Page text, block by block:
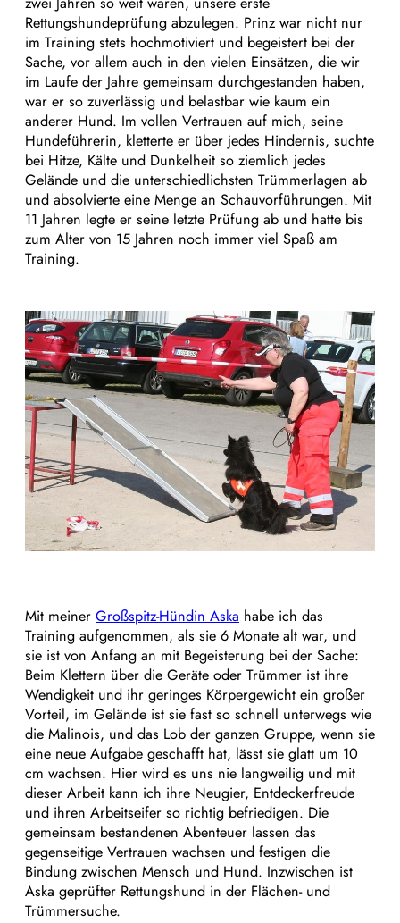
Rettungshundeprüfung abzulegen. Prinz war nicht nur
im Training stets hochmotiviert und begeistert bei der
Sache, vor allem auch in den vielen Einsätzen, die wir
im Laufe der Jahre gemeinsam durchgestanden haben,
war er so zuverlässig und belastbar wie kaum ein
anderer Hund. Im vollen Vertrauen auf mich, seine
Hundeführerin, kletterte er über jedes Hindernis, suchte
bei Hitze, Kälte und Dunkelheit so ziemlich jedes
Gelände und die unterschiedlichsten Trümmerlagen ab
und absolvierte eine Menge an Schauvorführungen. Mit
11 Jahren legte er seine letzte Prüfung ab und hatte bis
zum Alter von 15 Jahren noch immer viel Spaß am
Training.
Mit meiner Großspitz-Hündin Aska habe ich das
Training aufgenommen, als sie 6 Monate alt war, und
sie ist von Anfang an mit Begeisterung bei der Sache:
Beim Klettern über die Geräte oder Trümmer ist ihre
Wendigkeit und ihr geringes Körpergewicht ein großer
Vorteil, im Gelände ist sie fast so schnell unterwegs wie
die Malinois, und das Lob der ganzen Gruppe, wenn sie
eine neue Aufgabe geschafft hat, lässt sie glatt um 10
cm wachsen. Hier wird es uns nie langweilig und mit
dieser Arbeit kann ich ihre Neugier, Entdeckerfreude
und ihren Arbeitseifer so richtig befriedigen. Die
gemeinsam bestandenen Abenteuer lassen das
gegenseitige Vertrauen wachsen und festigen die
Bindung zwischen Mensch und Hund. Inzwischen ist
Aska geprüfter Rettungshund in der Flächen- und
Trümmersuche.